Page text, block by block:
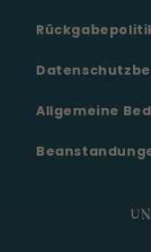
Allgemeine